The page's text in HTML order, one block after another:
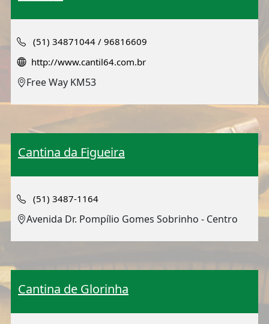
(51) 34871044 / 96816609
http://www.cantil64.com.br
Free Way KM53
Cantina da Figueira
(51) 3487-1164
Avenida Dr. Pompílio Gomes Sobrinho - Centro
Cantina de Glorinha